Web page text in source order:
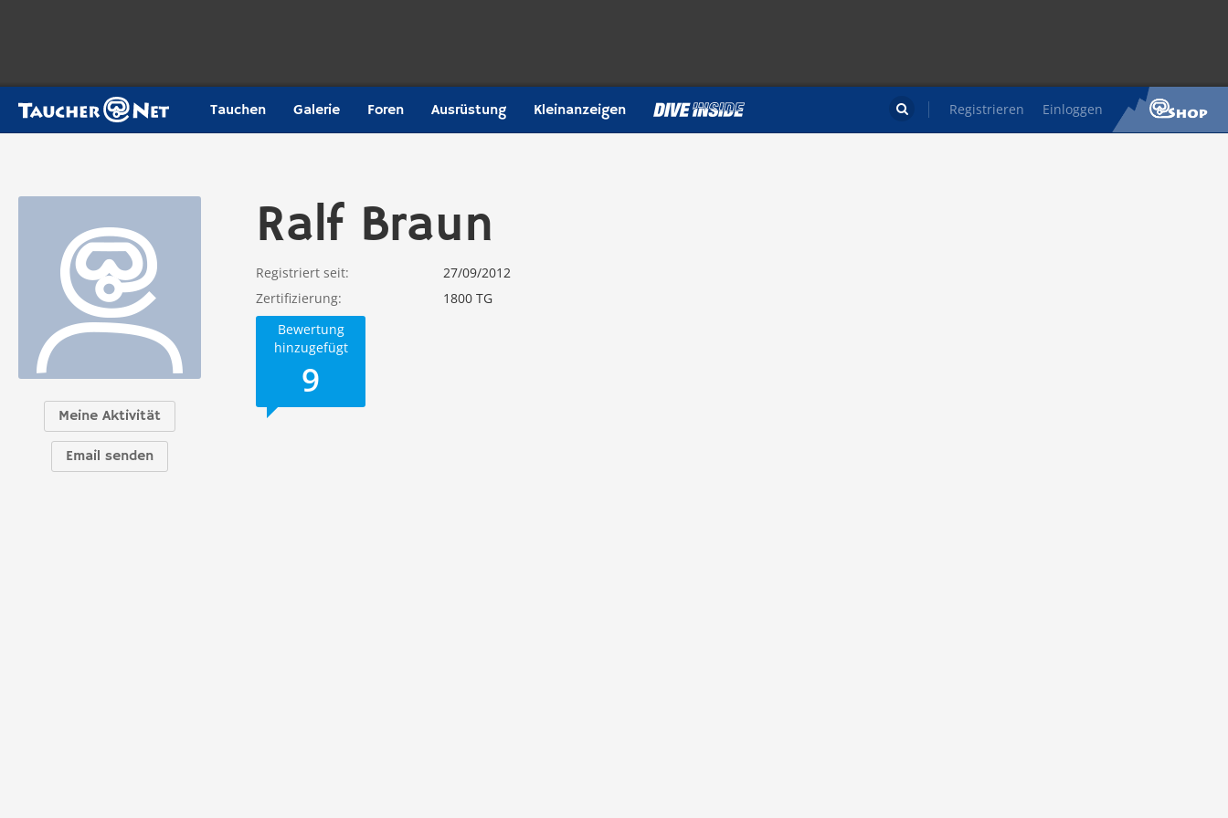
Tauchen Galerie Foren Ausrüstung Kleinanzeigen Registrieren Einloggen

Meine Aktivität
Email senden
Ralf Braun
Registriert seit
27/09/2012
Zertifizierung
1800 TG
Bewertung
hinzugefügt
9